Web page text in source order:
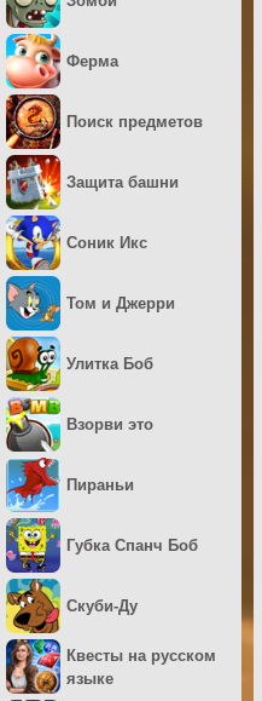
Ферма
Поиск предметов
Защита башни
Соник Икс
Том и Джерри
Улитка Боб
Взорви это
Пираньи
Губка Спанч Боб
Скуби-Ду
Квесты на русском
языке